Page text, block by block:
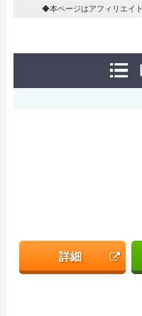
◆本ページはアフィリエイ
詳細